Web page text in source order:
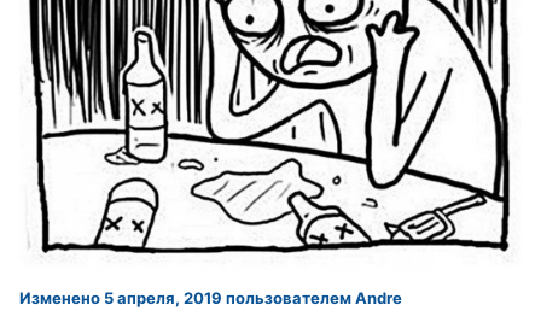
Изменено 5 апреля, 2019 пользователем Andre